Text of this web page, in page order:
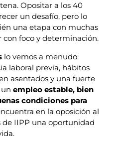
Opositar a los 40
un desafío, pero lo
una etapa con muchas
con foco y determinación.
lo vemos a menudo:
laboral previa, hábitos
asentados y una fuerte
empleo estable, bien
condiciones para
en la oposición al
IIPP una oportunidad